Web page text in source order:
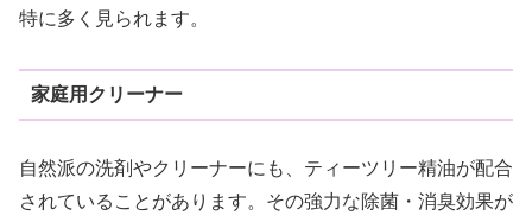
特に多く見られます。
家庭用クリーナー
自然派の洗剤やクリーナーにも、ティーツリー精油が配合
されていることがあります。その強力な除菌・消臭効果が